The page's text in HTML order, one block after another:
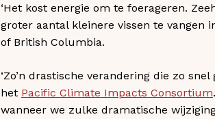
‘Het kost energie om te foerageren.
groter aantal kleinere vissen te vangen
of British Columbia.
‘Zo’n drastische verandering die zo
het Pacific Climate Impacts Consortium
wanneer we zulke dramatische